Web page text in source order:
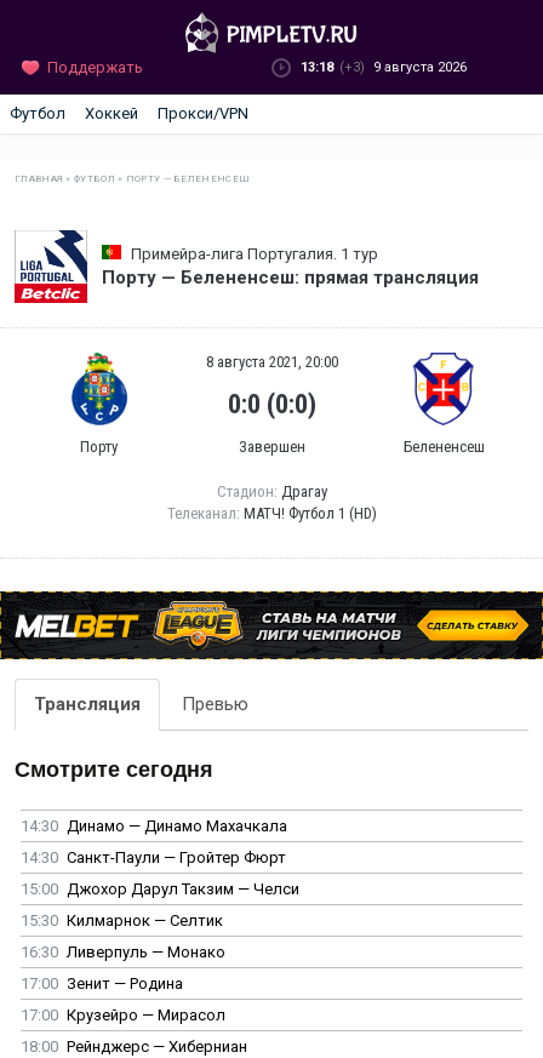
Поддержать 13:18 (+3) 9 августа 2026
Футбол Хоккей Прокси/VPN
ГЛАВНАЯ »ФУТБОЛ » ПОРТУ — БЕЛЕНЕНСЕШ
Примейра-лига Португалия. 1 тур
Порту — Белененсеш: прямая трансляция
Порту
8 августа 2021, 20:00
0:0 (0:0)
Завершен Белененсеш
Стадион: Драгау
Телеканал: МАТЧ! Футбол 1 (HD)
Трансляция Превью
Смотрите сегодня
14:30 Динамо — Динамо Махачкала
14:30 Санкт-Паули — Гройтер Фюрт
15:00 Джохор Дарул Такзим — Челси
15:30 Килмарнок — Селтик
16:30 Ливерпуль — Монако
17:00 Зенит — Родина
17:00 Крузейро — Мирасол
18:00 Рейнджерс — Хиберниан